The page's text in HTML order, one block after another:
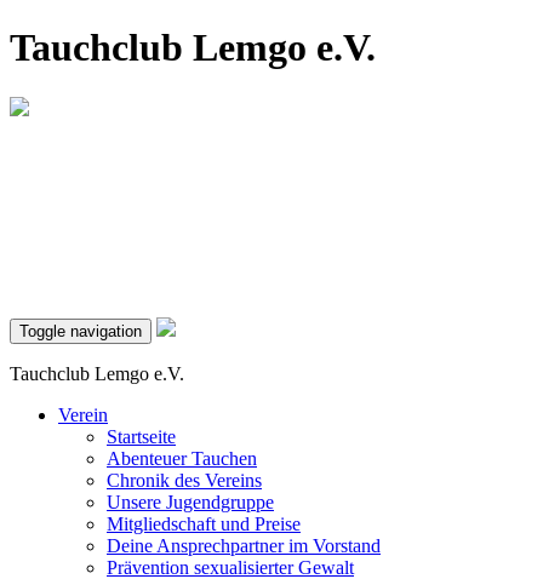
Tauchclub Lemgo e.V.
Toggle navigation
Tauchclub Lemgo e.V.
Verein
Startseite
Abenteuer Tauchen
Chronik des Vereins
Unsere Jugendgruppe
Mitgliedschaft und Preise
Deine Ansprechpartner im Vorstand
Prävention sexualisierter Gewalt